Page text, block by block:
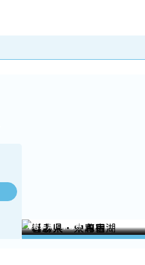
福島県・大内宿
青森県・十和田湖
岩手県・中尊寺